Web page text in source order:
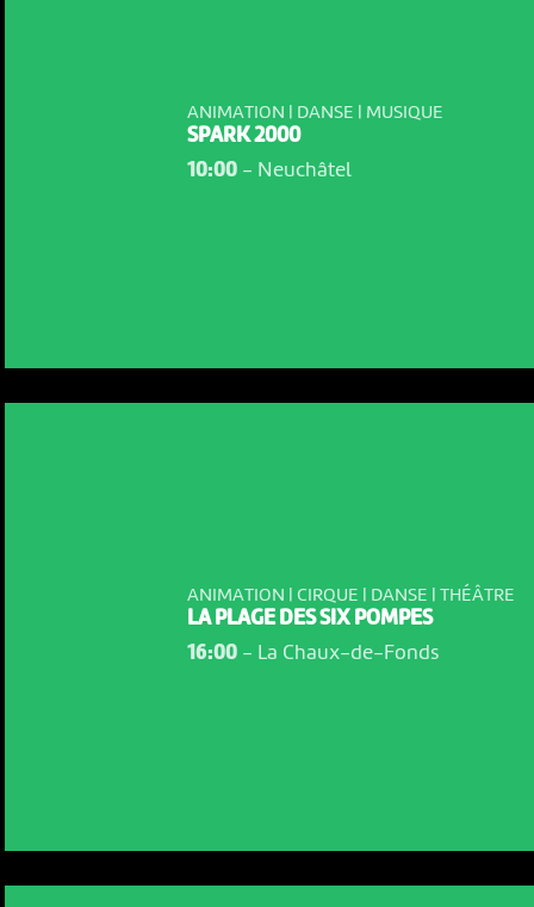
ANIMATION | DANSE | MUSIQUE
SPARK 2000
10:00- Neuchâtel
ANIMATION | CIRQUE | DANSE | THÉÂTRE
LA PLAGE DES SIX POMPES
16:00- La Chaux-de-Fonds